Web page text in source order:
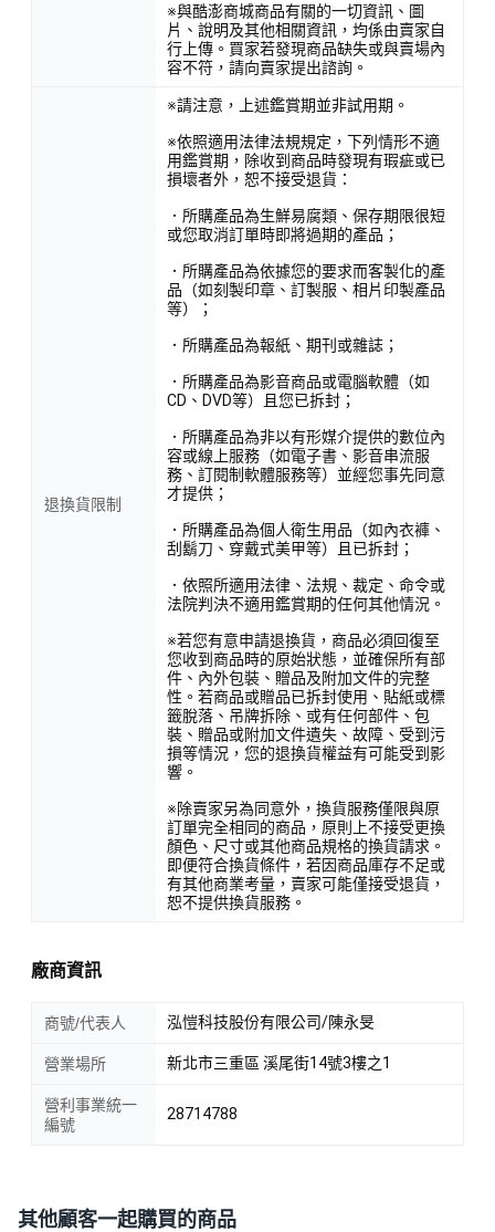
※與酷澎商城商品有關的一切資訊、圖
片、說明及其他相關資訊，均係由賣家自
行上傳。買家若發現商品缺失或與賣場內
容不符，請向賣家提出諮詢。
退換貨限制
※請注意，上述鑑賞期並非試用期。
※依照適用法律法規規定，下列情形不適
用鑑賞期，除收到商品時發現有瑕疵或已
損壞者外，恕不接受退貨：
．所購產品為生鮮易腐類、保存期限很短
或您取消訂單時即將過期的產品；
．所購產品為依據您的要求而客製化的產
品（如刻製印章、訂製服、相片印製產品
等）；
．所購產品為報紙、期刊或雜誌；
．所購產品為影音商品或電腦軟體（如
CD、DVD等）且您已拆封；
．所購產品為非以有形媒介提供的數位內
容或線上服務（如電子書、影音串流服
務、訂閱制軟體服務等）並經您事先同意
才提供；
．所購產品為個人衛生用品（如內衣褲、
刮鬍刀、穿戴式美甲等）且已拆封；
．依照所適用法律、法規、裁定、命令或
法院判決不適用鑑賞期的任何其他情況。
※若您有意申請退換貨，商品必須回復至
您收到商品時的原始狀態，並確保所有部
件、內外包裝、贈品及附加文件的完整
性。若商品或贈品已拆封使用、貼紙或標
籤脫落、吊牌拆除、或有任何部件、包
裝、贈品或附加文件遺失、故障、受到污
損等情況，您的退換貨權益有可能受到影
響。
※除賣家另為同意外，換貨服務僅限與原
訂單完全相同的商品，原則上不接受更換
顏色、尺寸或其他商品規格的換貨請求。
即便符合換貨條件，若因商品庫存不足或
有其他商業考量，賣家可能僅接受退貨，
恕不提供換貨服務。
廠商資訊
商號/代表人 泓愷科技股份有限公司/陳永旻
營業場所 新北市三重區 溪尾街14號3樓之1
營利事業統一
編號
28714788
其他顧客一起購買的商品